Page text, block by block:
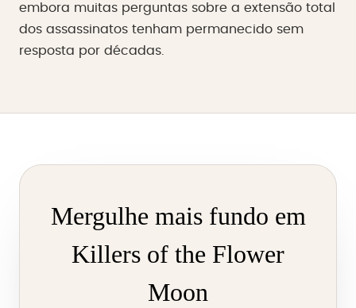
embora muitas perguntas sobre a extensão total
dos assassinatos tenham permanecido sem
resposta por décadas.
Mergulhe mais fundo em
Killers of the Flower
Moon